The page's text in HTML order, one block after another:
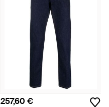
257,60 €